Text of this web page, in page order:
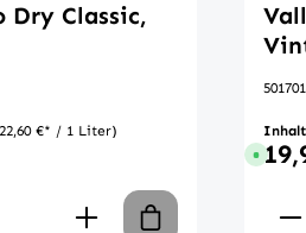
um die
ein oder
Dry Classic,
€* / 1 Liter)
1-3 Tage
Gib den
Sofort